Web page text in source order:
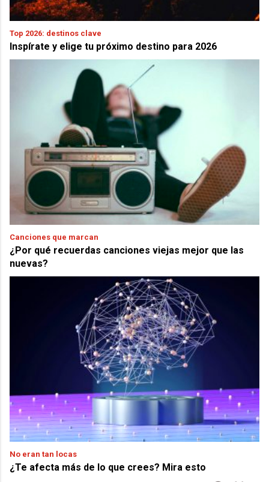
Top 2026: destinos clave
Inspírate y elige tu próximo destino para 2026
Canciones que marcan
¿Por qué recuerdas canciones viejas mejor que las
nuevas?
No eran tan locas
¿Te afecta más de lo que crees? Mira esto